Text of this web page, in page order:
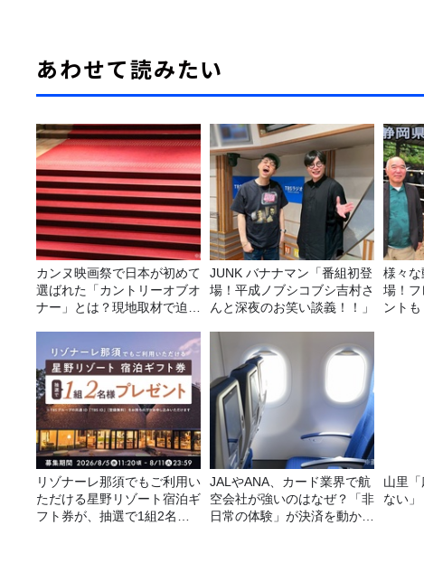
あわせて読みたい
カンヌ映画祭で日本が初めて
選ばれた「カントリーオブオ
ナー」とは？現地取材で迫る
JUNK バナナマン「番組初登
場！平成ノブシコブシ吉村さ
んと深夜のお笑い談義！！」
様々
場！
ントも
リゾナーレ那須でもご利用い
ただける星野リゾート宿泊ギ
フト券が、抽選で1組2名様
JALやANA、カード業界で航
空会社が強いのはなぜ？「非
日常の体験」が決済を動かす
山里「
ない」